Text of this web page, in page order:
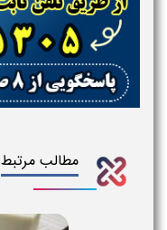
مطالب مرتبط